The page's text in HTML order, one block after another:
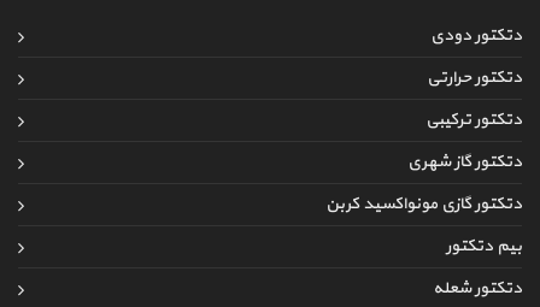
دتکتور دودی
دتکتور حرارتی
دتکتور ترکیبی
دتکتور گاز شهری
دتکتور گازی مونواکسید کربن
بیم دتکتور
دتکتور شعله